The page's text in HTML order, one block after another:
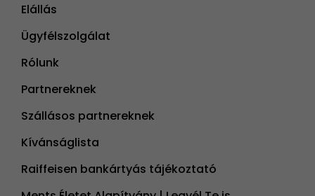
Elállás
Ügyfélszolgálat
Rólunk
Partnereknek
Szállásos partnereknek
Kívánságlista
Raiffeisen bankártyás tájékoztató